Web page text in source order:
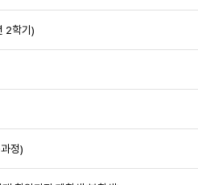
2학기)
정)